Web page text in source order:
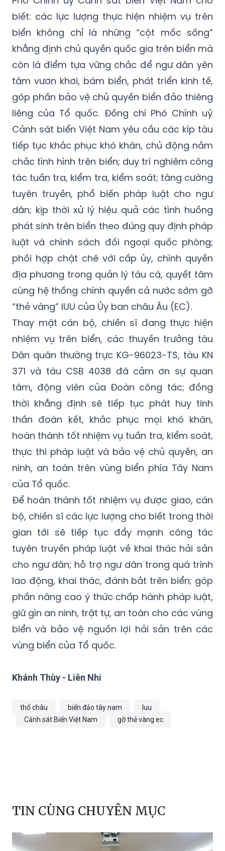
biết: các lực lượng thực hiện nhiệm vụ trên
biển không chỉ là những “cột mốc sống”
khẳng định chủ quyền quốc gia trên biển mà
còn là điểm tựa vững chắc để ngư dân yên
tâm vươn khơi, bám biển, phát triển kinh tế,
góp phần bảo vệ chủ quyền biển đảo thiêng
liêng của Tổ quốc. Đồng chí Phó Chính uỷ
Cảnh sát biển Việt Nam yêu cầu các kíp tàu
tiếp tục khắc phục khó khăn, chủ động nắm
chắc tình hình trên biển; duy trì nghiêm công
tác tuần tra, kiểm tra, kiểm soát; tăng cường
tuyên truyền, phổ biến pháp luật cho ngư
dân; kịp thời xử lý hiệu quả các tình huống
phát sinh trên biển theo đúng quy định pháp
luật và chính sách đối ngoại quốc phòng;
phối hợp chặt chẽ với cấp ủy, chính quyền
địa phương trong quản lý tàu cá, quyết tâm
cùng hệ thống chính quyền cả nước sớm gỡ
“thẻ vàng” IUU của Ủy ban châu Âu (EC).
Thay mặt cán bộ, chiến sĩ đang thực hiện
nhiệm vụ trên biển, các thuyền trưởng tàu
Dân quân thường trực KG-96023-TS, tàu KN
371 và tàu CSB 4038 đã cảm ơn sự quan
tâm, động viên của Đoàn công tác; đồng
thời khẳng định sẽ tiếp tục phát huy tinh
thần đoàn kết, khắc phục mọi khó khăn,
hoàn thành tốt nhiệm vụ tuần tra, kiểm soát,
thực thi pháp luật và bảo vệ chủ quyền, an
ninh, an toàn trên vùng biển phía Tây Nam
của Tổ quốc.
Để hoàn thành tốt nhiệm vụ được giao, cán
bộ, chiến sĩ các lực lượng cho biết trong thời
gian tới sẽ tiếp tục đẩy mạnh công tác
tuyên truyền pháp luật về khai thác hải sản
cho ngư dân; hỗ trợ ngư dân trong quá trình
lao động, khai thác, đánh bắt trên biển; góp
phần nâng cao ý thức chấp hành pháp luật,
giữ gìn an ninh, trật tự, an toàn cho các vùng
biển và bảo vệ nguồn lợi hải sản trên các
vùng biển của Tổ quốc.
Khánh Thùy - Liên Nhi
thổ châu biển đảo tây nam
Iuu
Cảnh sát Biển Việt Nam
gỡ thẻ vàng ec
TIN CÙNG CHUYÊN MỤC